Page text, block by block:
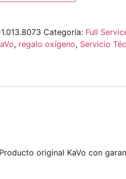
Categoría: Full
, regalo oxígeno, Servicio
original KaVo con